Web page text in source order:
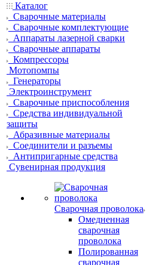
Каталог
Сварочные материалы
Сварочные комплектующие
Аппараты лазерной сварки
Сварочные аппараты
Компрессоры
Мотопомпы
Генераторы
Электроинструмент
Сварочные приспособления
Средства индивидуальной
защиты
Абразивные материалы
Соединители и разъемы
Антипригарные средства
Сувенирная продукция
Сварочная проволока
Омедненная
сварочная
проволока
Полированная
сварочная